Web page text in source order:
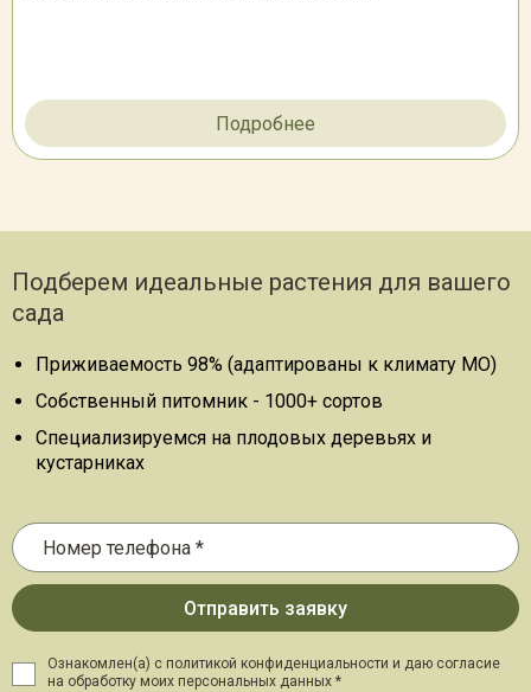
Подробнее
Подберем идеальные растения для вашего
сада
Приживаемость 98% (адаптированы к климату МО)
Собственный питомник - 1000+ сортов
Специализируемся на плодовых деревьях и
кустарниках
Ознакомлен(а) с политикой конфиденциальности и даю согласие
на обработку моих персональных данных *